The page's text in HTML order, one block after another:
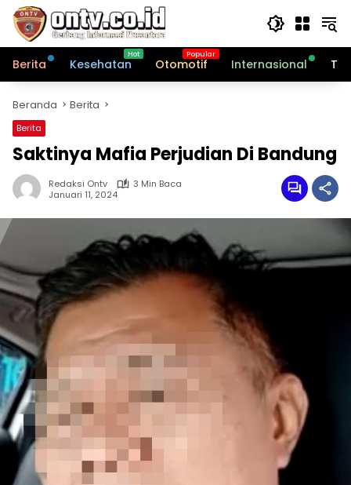
Langsung
konten
Berita
Kesehatan Otomotif Internasional
Beranda Berita
Berita
Saktinya Mafia Perjudian Di Bandung
Redaksi Ontv
3 Min Baca
Januari 11, 2024